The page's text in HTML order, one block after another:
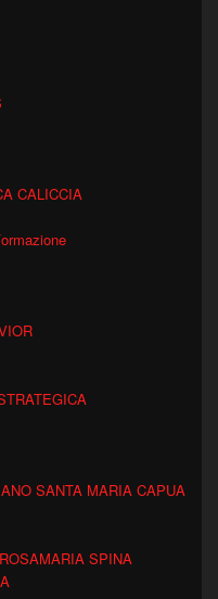
CALICCIA
SANTA MARIA CAPUA
SPINA